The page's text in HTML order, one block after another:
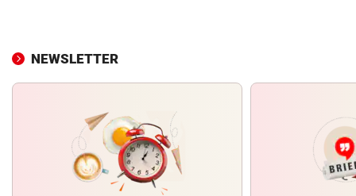
NEWSLETTER